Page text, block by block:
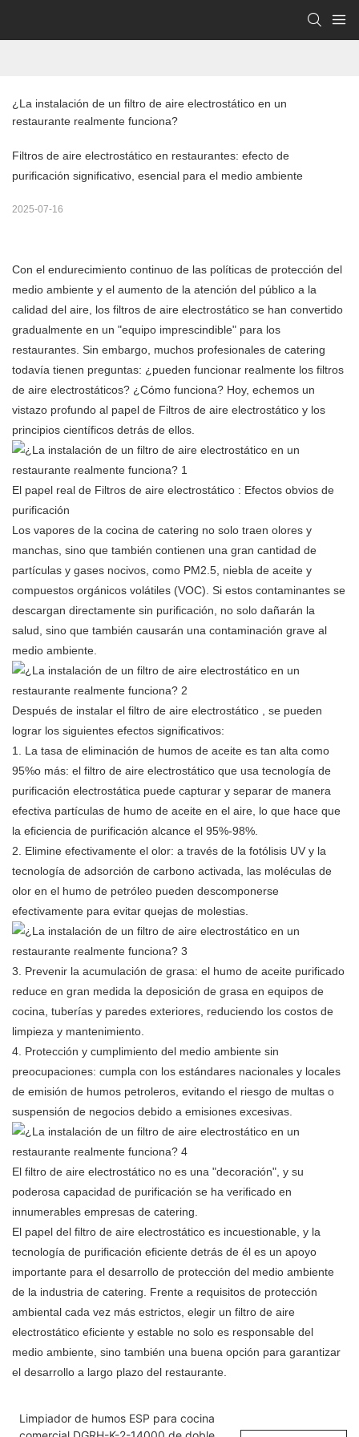
¿La instalación de un filtro de aire electrostático en un
restaurante realmente funciona?
Filtros de aire electrostático en restaurantes: efecto de
purificación significativo, esencial para el medio ambiente
2025-07-16
Con el endurecimiento continuo de las políticas de protección del
medio ambiente y el aumento de la atención del público a la
calidad del aire, los filtros de aire electrostático se han convertido
gradualmente en un "equipo imprescindible" para los
restaurantes. Sin embargo, muchos profesionales de catering
todavía tienen preguntas: ¿pueden funcionar realmente los filtros
de aire electrostáticos? ¿Cómo funciona? Hoy, echemos un
vistazo profundo al papel de Filtros de aire electrostático y los
principios científicos detrás de ellos.
El papel real de Filtros de aire electrostático : Efectos obvios de
purificación
Los vapores de la cocina de catering no solo traen olores y
manchas, sino que también contienen una gran cantidad de
partículas y gases nocivos, como PM2.5, niebla de aceite y
compuestos orgánicos volátiles (VOC). Si estos contaminantes se
descargan directamente sin purificación, no solo dañarán la
salud, sino que también causarán una contaminación grave al
medio ambiente.
Después de instalar el filtro de aire electrostático , se pueden
lograr los siguientes efectos significativos:
1. La tasa de eliminación de humos de aceite es tan alta como
95%o más: el filtro de aire electrostático que usa tecnología de
purificación electrostática puede capturar y separar de manera
efectiva partículas de humo de aceite en el aire, lo que hace que
la eficiencia de purificación alcance el 95%-98%.
2. Elimine efectivamente el olor: a través de la fotólisis UV y la
tecnología de adsorción de carbono activada, las moléculas de
olor en el humo de petróleo pueden descomponerse
efectivamente para evitar quejas de molestias.
3. Prevenir la acumulación de grasa: el humo de aceite purificado
reduce en gran medida la deposición de grasa en equipos de
cocina, tuberías y paredes exteriores, reduciendo los costos de
limpieza y mantenimiento.
4. Protección y cumplimiento del medio ambiente sin
preocupaciones: cumpla con los estándares nacionales y locales
de emisión de humos petroleros, evitando el riesgo de multas o
suspensión de negocios debido a emisiones excesivas.
El filtro de aire electrostático no es una "decoración", y su
poderosa capacidad de purificación se ha verificado en
innumerables empresas de catering.
El papel del filtro de aire electrostático es incuestionable, y la
tecnología de purificación eficiente detrás de él es un apoyo
importante para el desarrollo de protección del medio ambiente
de la industria de catering. Frente a requisitos de protección
ambiental cada vez más estrictos, elegir un filtro de aire
electrostático eficiente y estable no solo es responsable del
medio ambiente, sino también una buena opción para garantizar
el desarrollo a largo plazo del restaurante.
Limpiador de humos ESP para cocina